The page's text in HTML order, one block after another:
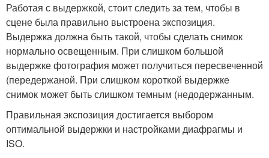
Работая с выдержкой, стоит следить за тем, чтобы в
сцене была правильно выстроена экспозиция.
Выдержка должна быть такой, чтобы сделать снимок
нормально освещенным. При слишком большой
выдержке фотография может получиться пересвеченной
(передержаной. При слишком короткой выдержке
снимок может быть слишком темным (недодержанным.
Правильная экспозиция достигается выбором
оптимальной выдержки и настройками диафрагмы и
ISO.